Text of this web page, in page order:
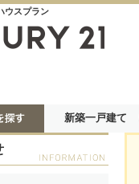
ウスプラン
新築一戸建て